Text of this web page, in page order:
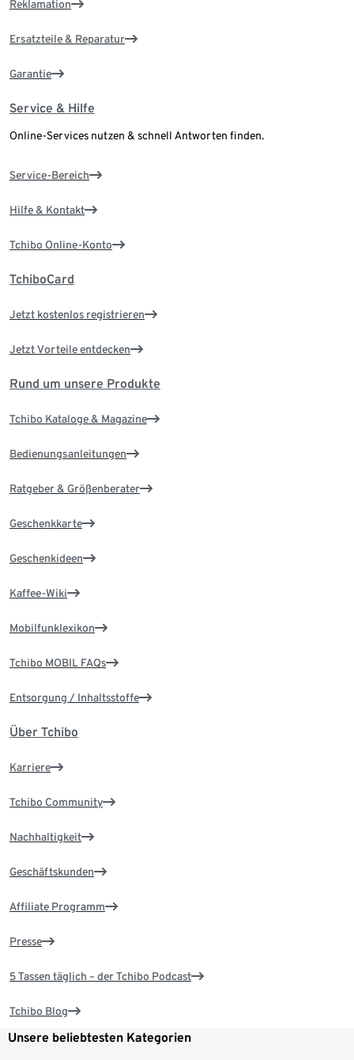
Reklamation
Ersatzteile & Reparatur
Garantie
Service & Hilfe
Online-Services nutzen & schnell Antworten finden.
Service-Bereich
Hilfe & Kontakt
Tchibo Online-Konto
TchiboCard
Jetzt kostenlos registrieren
Jetzt Vorteile entdecken
Rund um unsere Produkte
Tchibo Kataloge & Magazine
Bedienungsanleitungen
Ratgeber & Größenberater
Geschenkkarte
Geschenkideen
Kaffee-Wiki
Mobilfunklexikon
Tchibo MOBIL FAQs
Entsorgung / Inhaltsstoffe
Über Tchibo
Karriere
Tchibo Community
Nachhaltigkeit
Geschäftskunden
Affiliate Programm
Presse
5 Tassen täglich – der Tchibo Podcast
Tchibo Blog
Unsere beliebtesten Kategorien